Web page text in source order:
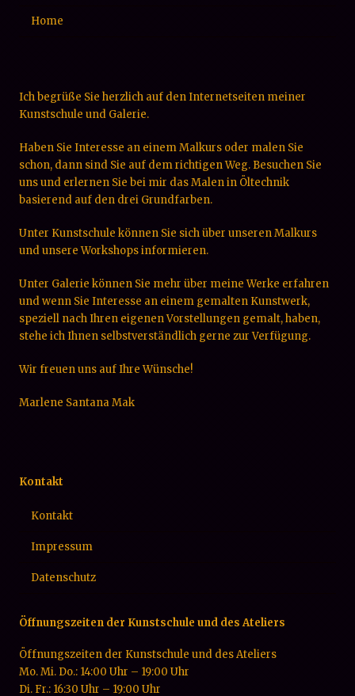
Home
Ich begrüße Sie herzlich auf den Internetseiten meiner
Kunstschule und Galerie.
Haben Sie Interesse an einem Malkurs oder malen Sie
schon, dann sind Sie auf dem richtigen Weg. Besuchen Sie
uns und erlernen Sie bei mir das Malen in Öltechnik
basierend auf den drei Grundfarben.
Unter Kunstschule können Sie sich über unseren Malkurs
und unsere Workshops informieren.
Unter Galerie können Sie mehr über meine Werke erfahren
und wenn Sie Interesse an einem gemalten Kunstwerk,
speziell nach Ihren eigenen Vorstellungen gemalt, haben,
stehe ich Ihnen selbstverständlich gerne zur Verfügung.
Wir freuen uns auf Ihre Wünsche!
Marlene Santana Mak
Kontakt
Kontakt
Impressum
Datenschutz
Öffnungszeiten der Kunstschule und des Ateliers
Öffnungszeiten der Kunstschule und des Ateliers
Mo. Mi. Do.: 14:00 Uhr – 19:00 Uhr
Di. Fr.: 16:30 Uhr – 19:00 Uhr